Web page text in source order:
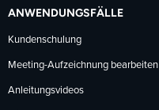
ANWENDUNGSFÄLLE
Kundenschulung
Meeting-Aufzeichnung bearbeiten
Anleitungsvideos